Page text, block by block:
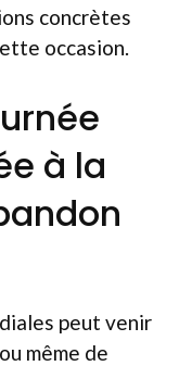
concrètes
occasion.
à la
peut venir
même de